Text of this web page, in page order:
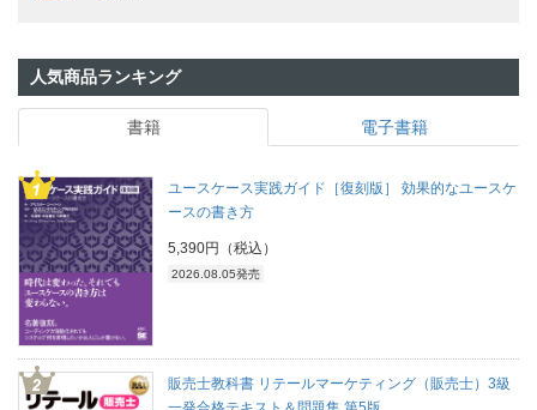
人気商品ランキング
書籍 電子書籍
ユースケース実践ガイド［復刻版］ 効果的なユースケ
ースの書き方
5,390円（税込）
2026.08.05発売
販売士教科書 リテールマーケティング（販売士）3級